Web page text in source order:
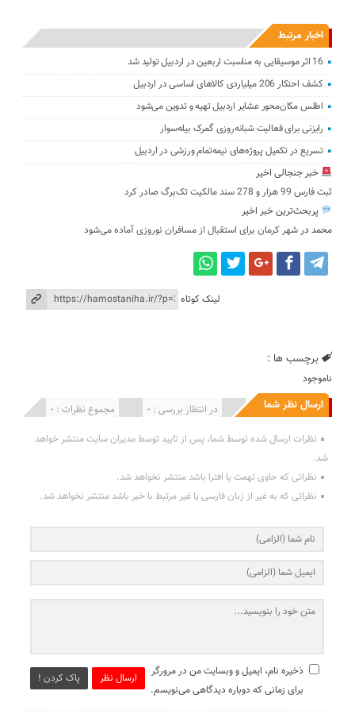
اخبار مرتبط
16 اثر موسیقایی به مناسبت اربعین در اردبیل تولید شد
کشف احتکار 206 میلیاردی کالاهای اساسی در اردبیل
اطلس مکان‌محور عشایر اردبیل تهیه و تدوین می‌شود
رایزنی برای فعالیت شبانه‌روزی گمرک بیله‌سوار
تسریع در تکمیل پروژه‌های نیمه‌تمام ورزشی در اردبیل
خبر جنجالی اخیر
ثبت فارس 99 هزار و 278 سند مالکیت تک‌برگ صادر کرد
پربحث‌ترین خبر اخیر
محمد درشهر کرمان برای استقبال از مسافران نوروزی آماده می‌شود
لینک کوتاه
برچسب ها :
ناموجود
ارسال نظر شما مجموع نظرات : 0 در انتظار بررسی : 0 انتشار یافته : 0
نظرات ارسال شده توسط شما، پس از تایید توسط مدیران سایت منتشر خواهد
شد.
نظراتی که حاوی تهمت یا افترا باشد منتشر نخواهد شد.
نظراتی که به غیر از زبان فارسی یا غیر مرتبط با خبر باشد منتشر نخواهد شد.
ارسال نظر پاک کردن !
ذخیره نام، ایمیل و وبسایت من در مرورگر
برای زمانی که دوباره دیدگاهی می‌نویسم.